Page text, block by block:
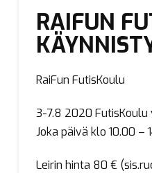
RAIFUN
RaiFun FutisKoulu
3-7.8 2020 FutisKoulu
Joka päivä klo 10.00 –
Leirin hinta 80 €